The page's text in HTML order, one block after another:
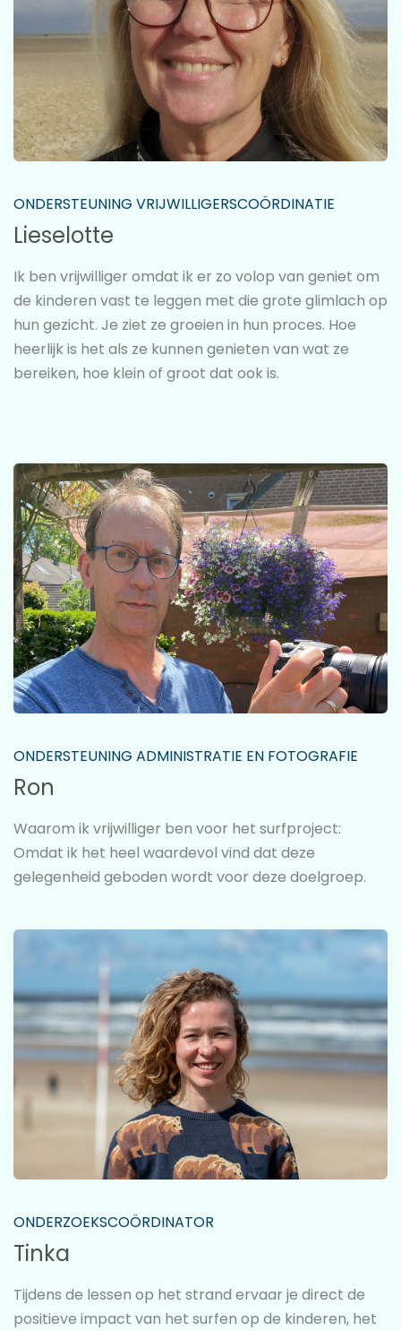
Lieselotte
ONDERSTEUNING VRIJWILLIGERSCOÖRDINATIE
Ik ben vrijwilliger omdat ik er zo volop van geniet om
de kinderen vast te leggen met die grote glimlach op
hun gezicht. Je ziet ze groeien in hun proces. Hoe
heerlijk is het als ze kunnen genieten van wat ze
bereiken, hoe klein of groot dat ook is.
Ron
ONDERSTEUNING ADMINISTRATIE EN FOTOGRAFIE
Waarom ik vrijwilliger ben voor het surfproject:
Omdat ik het heel waardevol vind dat deze
gelegenheid geboden wordt voor deze doelgroep.
Tinka
ONDERZOEKSCOÖRDINATOR
Tijdens de lessen op het strand ervaar je direct de
positieve impact van het surfen op de kinderen, het